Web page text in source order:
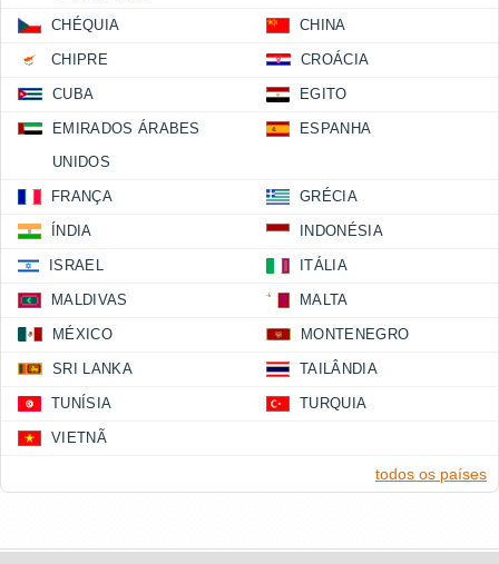
CHÉQUIA CHINA
CHIPRE CROÁCIA
CUBA EGITO
EMIRADOS ÁRABES
UNIDOS
ESPANHA
FRANÇA GRÉCIA
ÍNDIA INDONÉSIA
ISRAEL ITÁLIA
MALDIVAS MALTA
MÉXICO MONTENEGRO
SRI LANKA TAILÂNDIA
TUNÍSIA TURQUIA
VIETNÃ
todos os países